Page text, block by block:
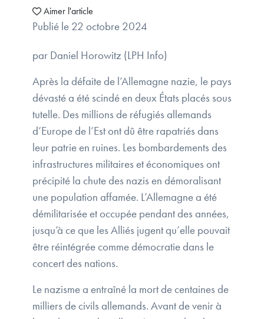
Aimer l'article
Publié le 22 octobre 2024
par Daniel Horowitz (LPH Info)
Après la défaite de l’Allemagne nazie, le pays
dévasté a été scindé en deux États placés sous
tutelle. Des millions de réfugiés allemands
d’Europe de l’Est ont dû être rapatriés dans
leur patrie en ruines. Les bombardements des
infrastructures militaires et économiques ont
précipité la chute des nazis en démoralisant
une population affamée. L’Allemagne a été
démilitarisée et occupée pendant des années,
jusqu’à ce que les Alliés jugent qu’elle pouvait
être réintégrée comme démocratie dans le
concert des nations.
Le nazisme a entraîné la mort de centaines de
milliers de civils allemands. Avant de venir à